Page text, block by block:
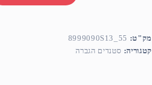
מק"ט: 8999090S13_55
קטגוריה: סטנדים הגברה